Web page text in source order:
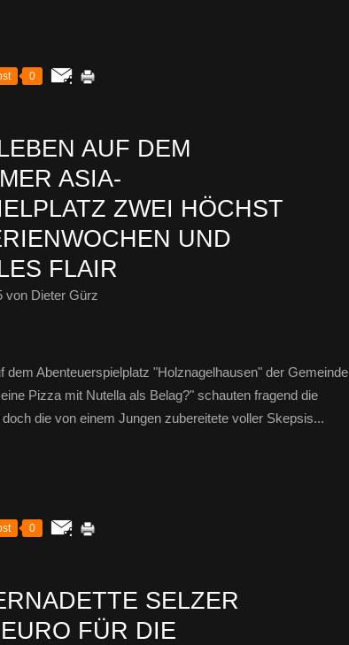
0
AUF DEM
ASIA-
ZWEI HÖCHST
UND
FLAIR
von Dieter Gürz
dem Abenteuerspielplatz "Holznagelhausen" der Gemeinde
Pizza mit Nutella als Belag?" schauten fragend die
die von einem Jungen zubereitete voller Skepsis...
0
SELZER
FÜR DIE